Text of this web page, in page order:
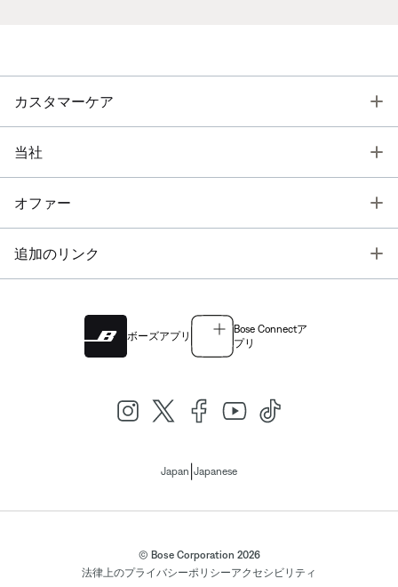
カスタマーケア
当社
オファー
追加のリンク
ボーズアプリ
Bose Connectア
プリ
Japan Japanese
© Bose Corporation 2026
法律上のプライバシーポリシーアクセシビリティ